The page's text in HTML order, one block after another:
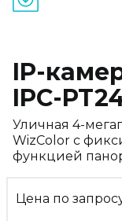
IP-
IPC-
Уличная 4-
WizColor с
функцией
Цена по